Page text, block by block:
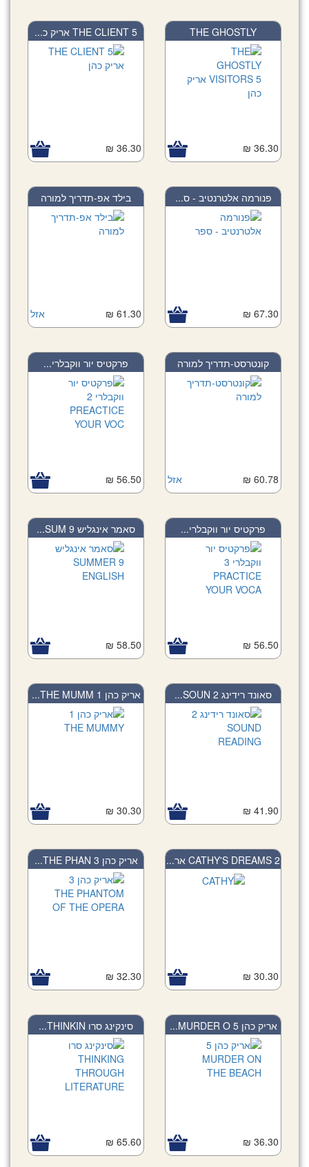
THE GHOSTLY
VISITOR...
36.30 ₪
THE CLIENT 5 אריק כ...
36.30 ₪
פנורמה אלטרנטיב - ס...
67.30 ₪
בילד אפ-תדריך למורה
אזל 61.30 ₪
קונטרסט-תדריך למורה
אזל 60.78 ₪
פרקטיס יור ווקבלרי...
56.50 ₪
פרקטיס יור ווקבלרי...
56.50 ₪
סאמר אינגליש 9 SUM...
58.50 ₪
סאונד רידינג 2 SOUN...
41.90 ₪
אריק כהן 1 THE MUMM...
30.30 ₪
CATHY'S DREAMS 2 אר...
30.30 ₪
אריק כהן 3 THE PHAN...
32.30 ₪
אריק כהן 5 MURDER O...
36.30 ₪
סינקינג סרו THINKIN...
65.60 ₪